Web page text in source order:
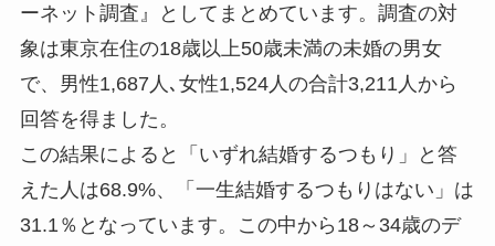
ーネット調査』としてまとめています。調査の対
象は東京在住の18歳以上50歳未満の未婚の男女
で、男性1,687人､女性1,524人の合計3,211人から
回答を得ました。
この結果によると「いずれ結婚するつもり」と答
えた人は68.9%、「一生結婚するつもりはない」は
31.1％となっています。この中から18～34歳のデ